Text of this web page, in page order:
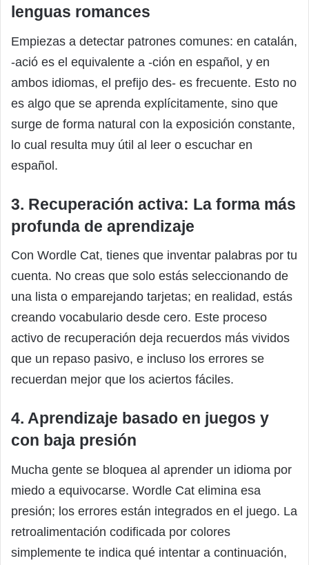
lenguas romances
Empiezas a detectar patrones comunes: en catalán,
-ació es el equivalente a -ción en español, y en
ambos idiomas, el prefijo des- es frecuente. Esto no
es algo que se aprenda explícitamente, sino que
surge de forma natural con la exposición constante,
lo cual resulta muy útil al leer o escuchar en
español.
3. Recuperación activa: La forma más
profunda de aprendizaje
Con Wordle Cat, tienes que inventar palabras por tu
cuenta. No creas que solo estás seleccionando de
una lista o emparejando tarjetas; en realidad, estás
creando vocabulario desde cero. Este proceso
activo de recuperación deja recuerdos más vividos
que un repaso pasivo, e incluso los errores se
recuerdan mejor que los aciertos fáciles.
4. Aprendizaje basado en juegos y
con baja presión
Mucha gente se bloquea al aprender un idioma por
miedo a equivocarse. Wordle Cat elimina esa
presión; los errores están integrados en el juego. La
retroalimentación codificada por colores
simplemente te indica qué intentar a continuación,